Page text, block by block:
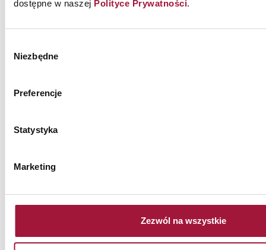
dostępne w naszej Polityce Prywatności.
zgody
Niezbędne
Preferencje
Statystyka
Marketing
Zezwól na wszystkie
przesyłania informacji handlowych o produktach i usługach
oferowanych przez Małkowski-Martech S.A.